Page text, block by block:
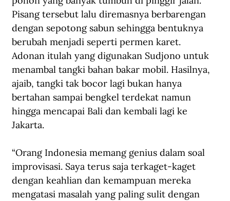
Pisang tersebut lalu diremasnya berbarengan
dengan sepotong sabun sehingga bentuknya
berubah menjadi seperti permen karet.
Adonan itulah yang digunakan Sudjono untuk
menambal tangki bahan bakar mobil. Hasilnya,
ajaib, tangki tak bocor lagi bukan hanya
bertahan sampai bengkel terdekat namun
hingga mencapai Bali dan kembali lagi ke
Jakarta.
“Orang Indonesia memang genius dalam soal
improvisasi. Saya terus saja terkaget-kaget
dengan keahlian dan kemampuan mereka
mengatasi masalah yang paling sulit dengan